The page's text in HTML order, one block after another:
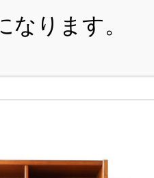
・ITEM ・SHOPPING-